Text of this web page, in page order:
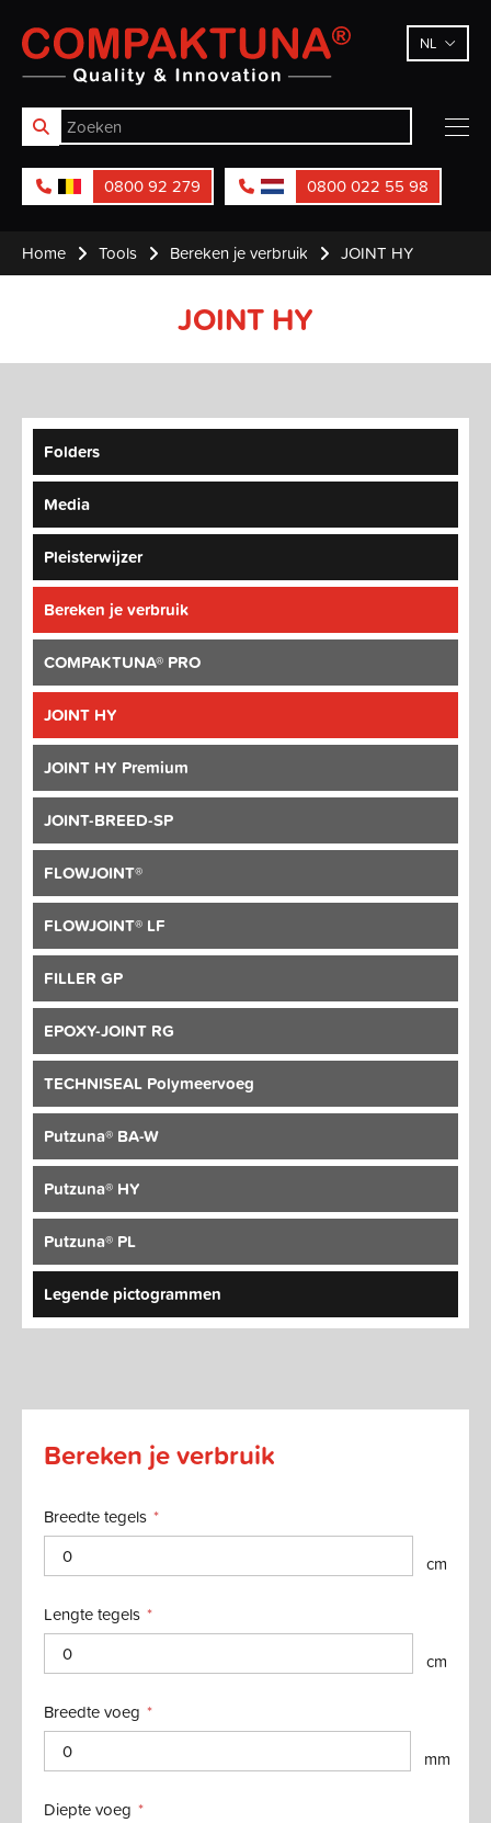
Compaktuna NL
0800 92 279 0800 022 55 98
Home Tools Bereken je verbruik JOINT HY
JOINT HY
Folders
Media
Pleisterwijzer
Bereken je verbruik
COMPAKTUNA® PRO
JOINT HY
JOINT HY Premium
JOINT-BREED-SP
FLOWJOINT®
FLOWJOINT® LF
FILLER GP
EPOXY-JOINT RG
TECHNISEAL Polymeervoeg
Putzuna® BA-W
Putzuna® HY
Putzuna® PL
Legende pictogrammen
Bereken je verbruik
Breedte tegels
cm
Lengte tegels
cm
Breedte voeg
mm
Diepte voeg